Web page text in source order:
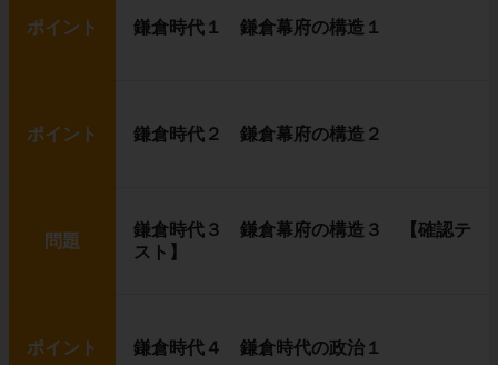
ポイント 鎌倉時代１ 鎌倉幕府の構造１
ポイント 鎌倉時代２ 鎌倉幕府の構造２
問題
鎌倉時代３ 鎌倉幕府の構造３ 【確認テ
スト】
ポイント 鎌倉時代４ 鎌倉時代の政治１